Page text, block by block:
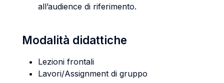
all’audience di riferimento.
Modalità didattiche
Lezioni frontali
Lavori/Assignment di gruppo